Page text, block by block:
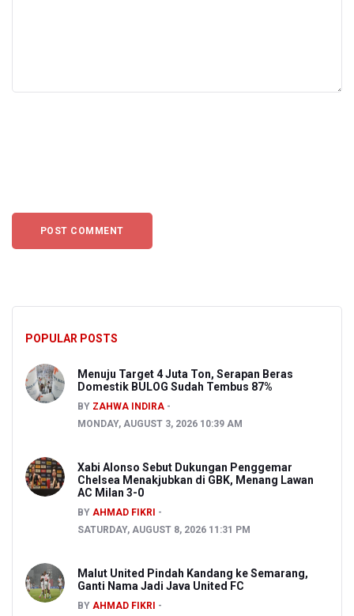
POPULAR POSTS
Menuju Target 4 Juta Ton, Serapan Beras
Domestik BULOG Sudah Tembus 87%
BY ZAHWA INDIRA
MONDAY, AUGUST 3, 2026 10:39 AM
Xabi Alonso Sebut Dukungan Penggemar
Chelsea Menakjubkan di GBK, Menang Lawan
AC Milan 3-0
BY AHMAD FIKRI
SATURDAY, AUGUST 8, 2026 11:31 PM
Malut United Pindah Kandang ke Semarang,
Ganti Nama Jadi Java United FC
BY AHMAD FIKRI